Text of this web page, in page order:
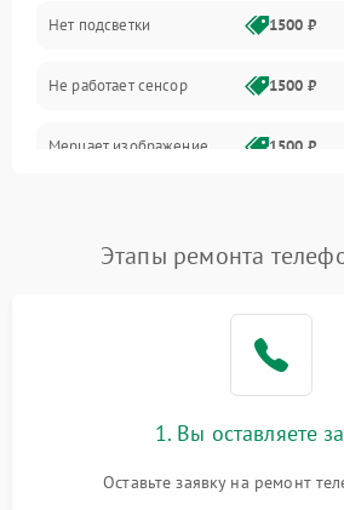
Проблемы с работой системы,
Нет подсветки 1500 ₽
Не работает сенсор 1500 ₽
Мерцает изображение 1500 ₽
Не работает Face ID 4000 ₽
Этапы ремонта
1. Вы оставляете
Оставьте заявку на ремонт